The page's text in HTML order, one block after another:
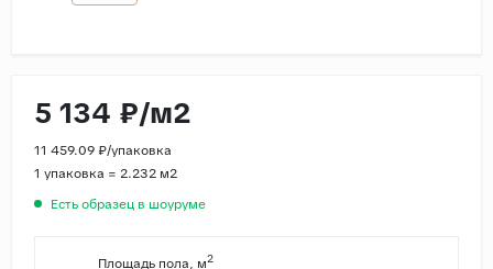
5 134 ₽/м2
11 459.09 ₽/упаковка
1 упаковка = 2.232 м2
Есть образец в шоуруме
Площадь пола, м2